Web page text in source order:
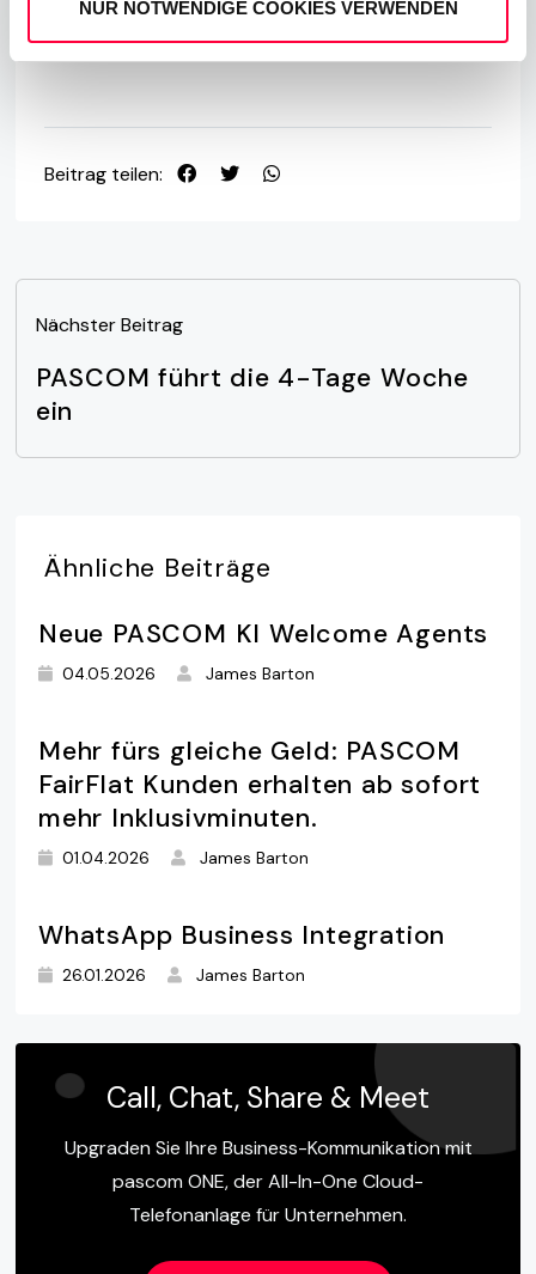
NUR NOTWENDIGE COOKIES VERWENDEN
KOSTENLOS TESTEN VERTRIEB KONTAKTIEREN
Beitrag teilen:
Nächster Beitrag
PASCOM führt die 4-Tage Woche
ein
Ähnliche Beiträge
Neue PASCOM KI Welcome Agents
04.05.2026 James Barton
Mehr fürs gleiche Geld: PASCOM
FairFlat Kunden erhalten ab sofort
mehr Inklusivminuten.
01.04.2026 James Barton
WhatsApp Business Integration
26.01.2026 James Barton
Call, Chat, Share & Meet
Upgraden Sie Ihre Business-Kommunikation mit
pascom ONE, der All-In-One Cloud-
Telefonanlage für Unternehmen.